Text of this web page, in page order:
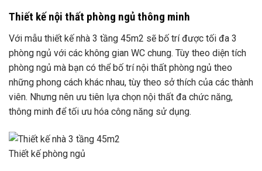
Thiết kế nội thất phòng ngủ thông minh
Với mẫu thiết kế nhà 3 tầng 45m2 sẽ bố trí được tối đa 3
phòng ngủ với các không gian WC chung. Tùy theo diện tích
phòng ngủ mà bạn có thể bố trí nội thất phòng ngủ theo
những phong cách khác nhau, tùy theo sở thích của các thành
viên. Nhưng nên ưu tiên lựa chọn nội thất đa chức năng,
thông minh để tối ưu hóa công năng sử dụng.
Thiết kế phòng ngủ